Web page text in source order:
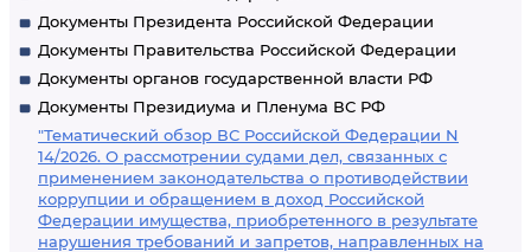
Документы Президента Российской Федерации
Документы Правительства Российской Федерации
Документы органов государственной власти РФ
Документы Президиума и Пленума ВС РФ
"Тематический обзор ВС Российской Федерации N
14/2026. О рассмотрении судами дел, связанных с
применением законодательства о противодействии
коррупции и обращением в доход Российской
Федерации имущества, приобретенного в результате
нарушения требований и запретов, направленных на